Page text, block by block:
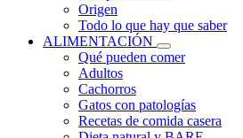
Origen
Todo lo que hay que saber
ALIMENTACIÓN
Qué pueden comer
Adultos
Cachorros
Gatos con patologías
Recetas de comida casera